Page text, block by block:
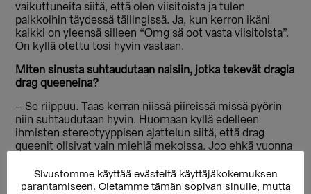
vaikuttuneita siitä, että olen viisitoista ja tulen
paikkoihin täydessä tällingissä. Ja, kun kerron ikäni
kaikki on yleensä silleen “Omg sä oot vasta viisitoista”.
On kyllä otettu tosi hyvin vastaan.
Miten sinusta suhtaudutaan naisiin, jotka tekevät dragia
drag queeneina?
– Se riippuu. Taas kerran niissä piireissä missä pyörin
niin suhtaudutaan hyvin. Huomaan kyllä edelleen
ihmisten stereotyyppisen ajattelun siitä, että drag
queenit olisivat vain miehiä mekoissa. Joo ehkä vuonna
riippumatta sukupuolesta tai seksuaalisuudesta.
Sivustomme käyttää evästeitä käyttäjäkokemuksen
parantamiseen. Oletamme tämän sopivan sinulle, mutta